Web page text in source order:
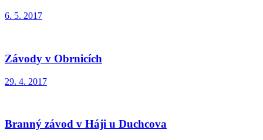
6. 5. 2017
Závody v Obrnicích
29. 4. 2017
Branný závod v Háji u Duchcova